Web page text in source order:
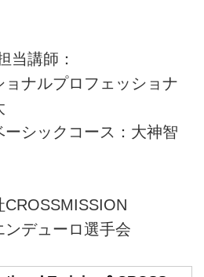
当講師：
ルプロフェッショナ
ックコース：大神智
デューロ選手会